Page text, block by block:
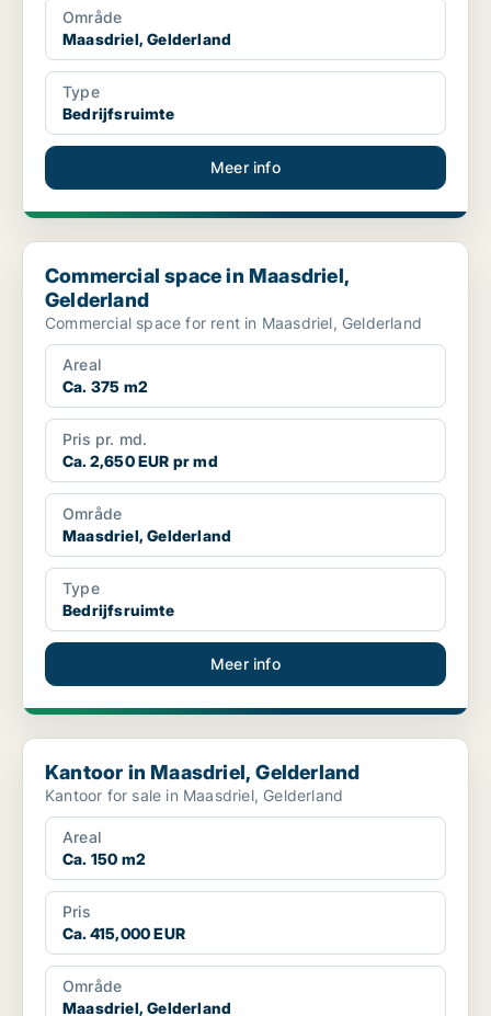
Område
Maasdriel, Gelderland
Type
Bedrijfsruimte
Meer info
Commercial space in Maasdriel, Gelderland
Commercial space in Maasdriel,
Gelderland
Commercial space for rent in Maasdriel, Gelderland
Areal
Ca. 375 m2
Pris pr. md.
Ca. 2,650 EUR pr md
Område
Maasdriel, Gelderland
Type
Bedrijfsruimte
Meer info
Kantoor in Maasdriel, Gelderland
Kantoor in Maasdriel, Gelderland
Kantoor for sale in Maasdriel, Gelderland
Areal
Ca. 150 m2
Pris
Ca. 415,000 EUR
Område
Maasdriel, Gelderland